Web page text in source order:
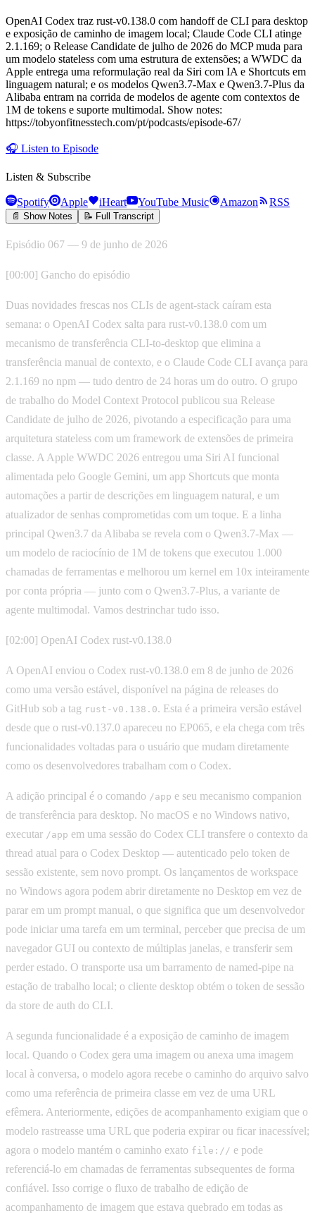
OpenAI Codex traz rust-v0.138.0 com handoff de CLI para desktop
e exposição de caminho de imagem local; Claude Code CLI atinge
2.1.169; o Release Candidate de julho de 2026 do MCP muda para
um modelo stateless com uma estrutura de extensões; a WWDC da
Apple entrega uma reformulação real da Siri com IA e Shortcuts em
linguagem natural; e os modelos Qwen3.7-Max e Qwen3.7-Plus da
Alibaba entram na corrida de modelos de agente com contextos de
1M de tokens e suporte multimodal. Show notes:
https://tobyonfitnesstech.com/pt/podcasts/episode-67/
🎧 Listen to Episode
Listen & Subscribe
Spotify Apple iHeart YouTube Music Amazon RSS
📄 Show Notes 📝 Full Transcript
Episódio 067 — 9 de junho de 2026
[00:00] Gancho do episódio
Duas novidades frescas nos CLIs de agent-stack caíram esta
semana: o OpenAI Codex salta para rust-v0.138.0 com um
mecanismo de transferência CLI-to-desktop que elimina a
transferência manual de contexto, e o Claude Code CLI avança para
2.1.169 no npm — tudo dentro de 24 horas um do outro. O grupo
de trabalho do Model Context Protocol publicou sua Release
Candidate de julho de 2026, pivotando a especificação para uma
arquitetura stateless com um framework de extensões de primeira
classe. A Apple WWDC 2026 entregou uma Siri AI funcional
alimentada pelo Google Gemini, um app Shortcuts que monta
automações a partir de descrições em linguagem natural, e um
atualizador de senhas comprometidas com um toque. E a linha
principal Qwen3.7 da Alibaba se revela com o Qwen3.7-Max —
um modelo de raciocínio de 1M de tokens que executou 1.000
chamadas de ferramentas e melhorou um kernel em 10x inteiramente
por conta própria — junto com o Qwen3.7-Plus, a variante de
agente multimodal. Vamos destrinchar tudo isso.
[02:00] OpenAI Codex rust-v0.138.0
A OpenAI enviou o Codex rust-v0.138.0 em 8 de junho de 2026
como uma versão estável, disponível na página de releases do
GitHub sob a tag rust-v0.138.0. Esta é a primeira versão estável
desde que o rust-v0.137.0 apareceu no EP065, e ela chega com três
funcionalidades voltadas para o usuário que mudam diretamente
como os desenvolvedores trabalham com o Codex.
A adição principal é o comando /app e seu mecanismo companion
de transferência para desktop. No macOS e no Windows nativo,
executar /app em uma sessão do Codex CLI transfere o contexto da
thread atual para o Codex Desktop — autenticado pelo token de
sessão existente, sem novo prompt. Os lançamentos de workspace
no Windows agora podem abrir diretamente no Desktop em vez de
parar em um prompt manual, o que significa que um desenvolvedor
pode iniciar uma tarefa em um terminal, perceber que precisa de um
navegador GUI ou contexto de múltiplas janelas, e transferir sem
perder estado. O transporte usa um barramento de named-pipe na
estação de trabalho local; o cliente desktop obtém o token de sessão
da store de auth do CLI.
A segunda funcionalidade é a exposição de caminho de imagem
local. Quando o Codex gera uma imagem ou anexa uma imagem
local à conversa, o modelo agora recebe o caminho do arquivo salvo
como uma referência de primeira classe em vez de uma URL
efêmera. Anteriormente, edições de acompanhamento exigiam que o
modelo rastreasse uma URL que poderia expirar ou ficar inacessível;
agora o modelo mantém o caminho exato file:// e pode
referenciá-lo em chamadas de ferramentas subsequentes de forma
confiável. Isso corrige o fluxo de trabalho de edição de
acompanhamento de imagem que estava quebrado em todas as